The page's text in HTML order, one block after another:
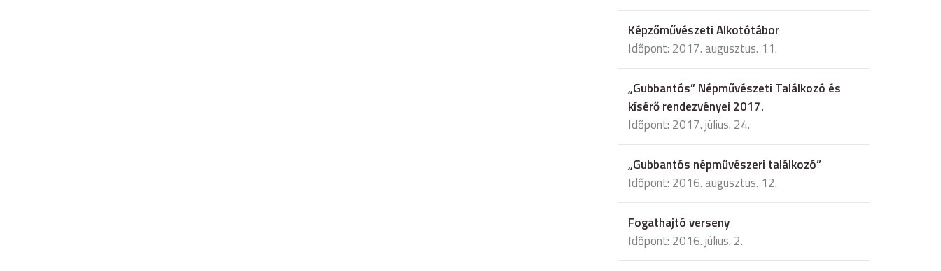
Képzőművészeti Alkotótábor
Időpont: 2017. augusztus. 11.
„Gubbantós” Népművészeti Találkozó és
kísérő rendezvényei 2017.
Időpont: 2017. július. 24.
„Gubbantós népművészeri találkozó”
Időpont: 2016. augusztus. 12.
Fogathajtó verseny
Időpont: 2016. július. 2.